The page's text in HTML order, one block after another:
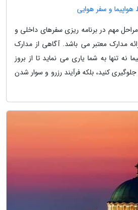
هواپیما و سفر هوایی
مهم در برنامه ریزی سفرهای داخلی و
مدارک معتبر می باشد. آگاهی از مدارک
نه تنها به شما یاری می نماید تا از بروز
کنید، بلکه فرآیند رزرو و سوار شدن